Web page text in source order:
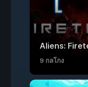
Aliens:
9 กลโกง